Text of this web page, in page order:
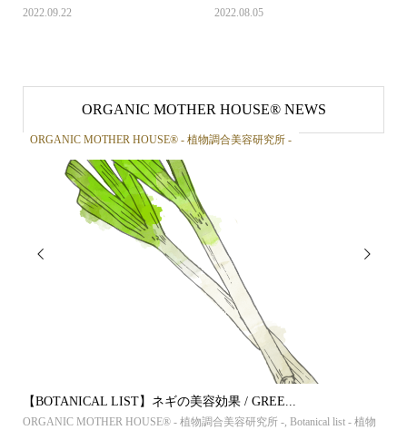
2022.09.22 2022.08.05
ORGANIC MOTHER HOUSE®︎ NEWS

【BOTANICAL LIST】ネギの美容効果 / GREE...
ORGANIC MOTHER HOUSE®︎ - 植物調合美容研究所 -, Botanical list - 植物
ORGANIC MOTHER HOUSE®︎ - 植物調合美容研究所 -
